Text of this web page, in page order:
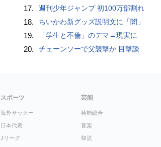
17. 週刊少年ジャンプ 初100万部割れ
18. ちいかわ新グッズ説明文に「闇」
19. 「学生と不倫」のデマ→現実に
20. チェーンソーで父襲撃か 目撃談
スポーツ
海外サッカー
日本代表
Jリーグ
芸能
芸能総合
音楽
韓流